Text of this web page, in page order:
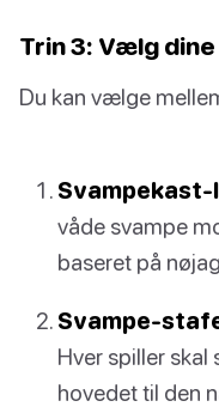
Trin 3: Vælg
Du kan vælge
Svampekast-
våde svampe
baseret på
Svampe-
Hver spiller skal
hovedet til den